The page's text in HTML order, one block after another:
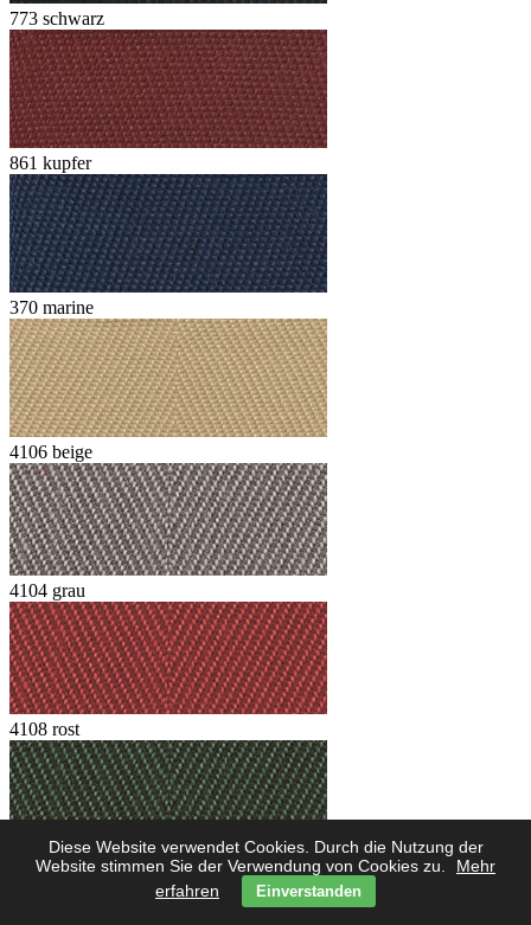
Diese Website verwendet Cookies. Durch die Nutzung der
Website stimmen Sie der Verwendung von Cookies zu.
Mehr
erfahren
Einverstanden
773 schwarz
861 kupfer
370 marine
4106 beige
4104 grau
4108 rost
4102 grün